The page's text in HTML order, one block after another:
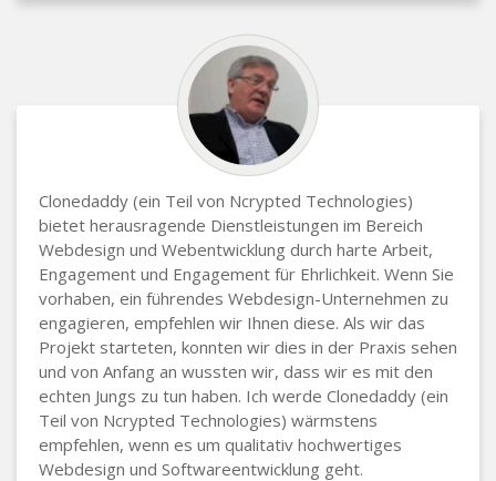
Clonedaddy (ein Teil von Ncrypted Technologies)
bietet herausragende Dienstleistungen im Bereich
Webdesign und Webentwicklung durch harte Arbeit,
Engagement und Engagement für Ehrlichkeit. Wenn Sie
vorhaben, ein führendes Webdesign-Unternehmen zu
engagieren, empfehlen wir Ihnen diese. Als wir das
Projekt starteten, konnten wir dies in der Praxis sehen
und von Anfang an wussten wir, dass wir es mit den
echten Jungs zu tun haben. Ich werde Clonedaddy (ein
Teil von Ncrypted Technologies) wärmstens
empfehlen, wenn es um qualitativ hochwertiges
Webdesign und Softwareentwicklung geht.